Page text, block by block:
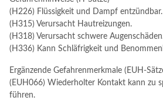
(H226) Flüssigkeit und Dampf entzündbar.
(H315) Verursacht Hautreizungen.
(H318) Verursacht schwere
(H336) Kann Schläfrigkeit und
Ergänzende Gefahrenmerkmale (EUH-
(EUH066) Wiederholter Kontakt kann zu
führen.